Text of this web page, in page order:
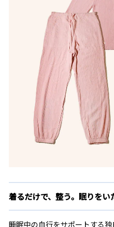
着るだけで、整う。眠りをい
睡眠中の血行をサポートする